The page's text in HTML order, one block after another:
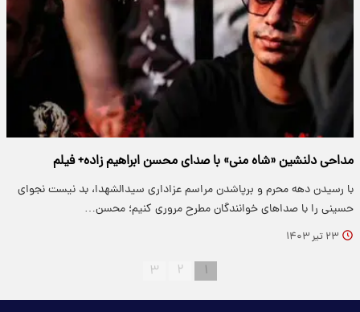
مداحی دلنشین «شاه منی» با صدای محسن ابراهیم زاده+ فیلم
با رسیدن دهه محرم و برپاشدن مراسم عزاداری سیدالشهدا، بد نیست نجوای
حسینی را با صداهای خوانندگان مطرح مروری کنیم؛ محسن…
۲۳ تیر ۱۴۰۳
۱ ۲ ۳